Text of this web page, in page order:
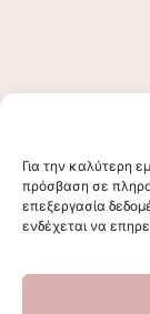
Για την καλύτερη
πρόσβαση σε
επεξεργασία
ενδέχεται να